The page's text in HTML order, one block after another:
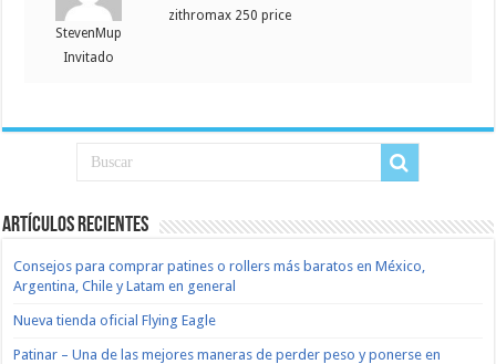
StevenMup
Invitado
zithromax 250 price
Artículos recientes
Consejos para comprar patines o rollers más baratos en México,
Argentina, Chile y Latam en general
Nueva tienda oficial Flying Eagle
Patinar – Una de las mejores maneras de perder peso y ponerse en